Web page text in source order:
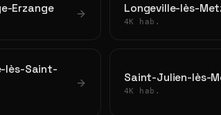
Erzange Longeville-lès-
4K hab.
lès-Saint-
Saint-Julien-lès-
4K hab.